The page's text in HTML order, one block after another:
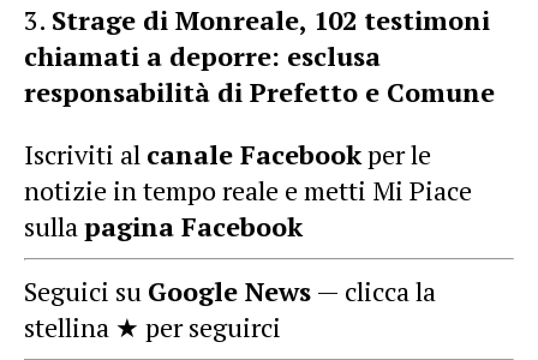
Strage di Monreale, 102 testimoni
chiamati a deporre: esclusa
responsabilità di Prefetto e Comune
Iscriviti al canale Facebookper le
notizie in tempo reale e metti Mi Piace
sullapagina Facebook
Seguici su Google News — clicca la
stellina ★ per seguirci